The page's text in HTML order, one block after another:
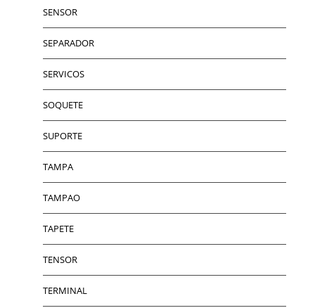
SENSOR
SEPARADOR
SERVICOS
SOQUETE
SUPORTE
TAMPA
TAMPAO
TAPETE
TENSOR
TERMINAL